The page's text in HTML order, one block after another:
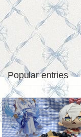
Popular entries